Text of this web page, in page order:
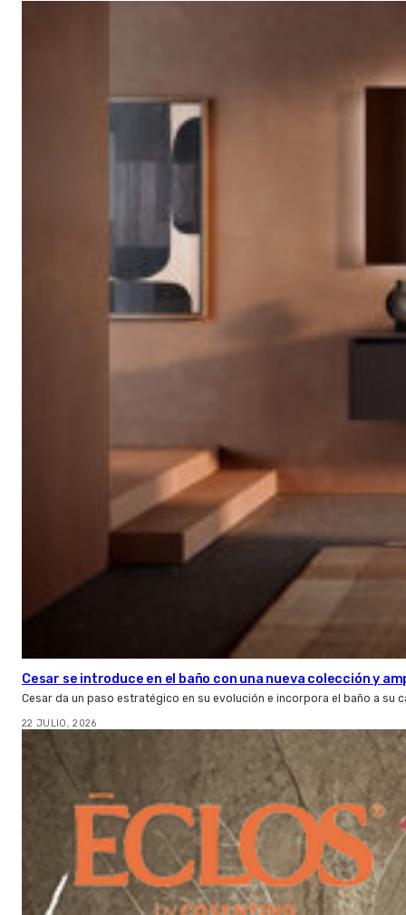
Cesar se introduce en el baño con una nueva colección y
Cesar da un paso estratégico en su evolución e incorpora el baño a su
22 JULIO, 2026